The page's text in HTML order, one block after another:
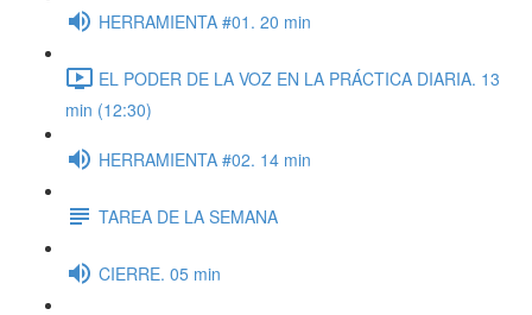
HERRAMIENTA #01. 20 min
EL PODER DE LA VOZ EN LA PRÁCTICA DIARIA. 13
min (12:30)
HERRAMIENTA #02. 14 min
TAREA DE LA SEMANA
CIERRE. 05 min